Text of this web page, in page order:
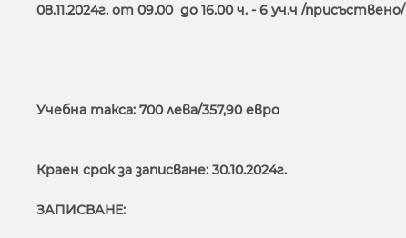
08.11.2024г. от 09.00 до 16.00 ч. - 6 уч.ч /присъствено/
Учебна такса: 700лева/357,90 евро
Краен срок за записване: 30.10.2024г.
ЗАПИСВАНЕ: